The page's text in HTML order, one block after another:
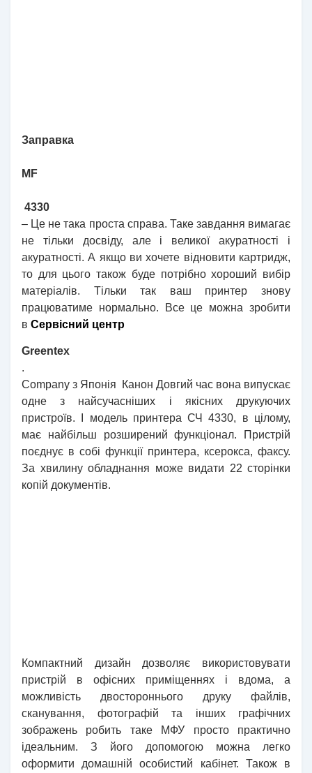
Заправка
MF
4330
– Це не така проста справа. Таке завдання вимагає
не тільки досвіду, але і великої акуратності і
акуратності. А якщо ви хочете відновити картридж,
то для цього також буде потрібно хороший вибір
матеріалів. Тільки так ваш принтер знову
працюватиме нормально. Все це можна зробити
в Сервісний центр
Greentex
.
Company з Японія
Канон Довгий час вона випускає
одне з найсучасніших і якісних друкуючих
пристроїв. І модель принтераСЧ
4330, в цілому,
має найбільш розширений функціонал. Пристрій
поєднує в собі функції принтера, ксерокса, факсу.
За хвилину обладнання може видати 22 сторінки
копій документів.
Компактний дизайн дозволяє використовувати
пристрій в офісних приміщеннях і вдома, а
можливість двостороннього друку файлів,
сканування, фотографій та інших графічних
зображень робить таке МФУ просто практично
ідеальним. З його допомогою можна легко
оформити домашній особистий кабінет. Також в